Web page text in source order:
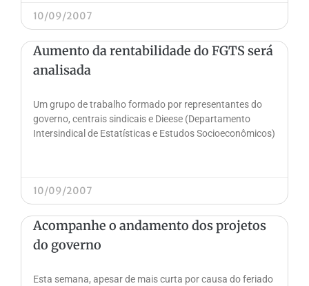
10/09/2007
Aumento da rentabilidade do FGTS será
analisada
Um grupo de trabalho formado por representantes do
governo, centrais sindicais e Dieese (Departamento
Intersindical de Estatísticas e Estudos Socioeconômicos)
10/09/2007
Acompanhe o andamento dos projetos
do governo
Esta semana, apesar de mais curta por causa do feriado